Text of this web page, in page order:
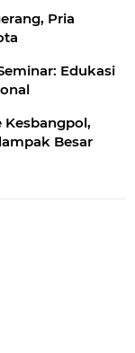
Pria
Edukasi
Kesbangpol,
Besar